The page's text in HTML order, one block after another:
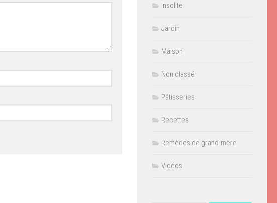
Insolite
Jardin
Maison
Non classé
Pâtisseries
Recettes
Remèdes de grand-mère
Vidéos